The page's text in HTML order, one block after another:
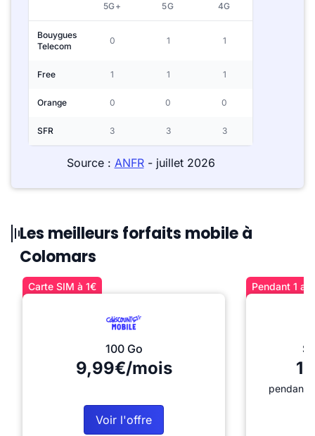
5G+ 5G 4G
Bouygues
Telecom
0 1 1
Free 1 1 1
Orange 0 0 0
SFR 3 3 3
Source : ANFR- juillet 2026
Les meilleurs forfaits mobile à
Colomars
Carte SIM à 1€
100 Go
9,99€/mois
Voir l'offre
Pendant 1
pendant